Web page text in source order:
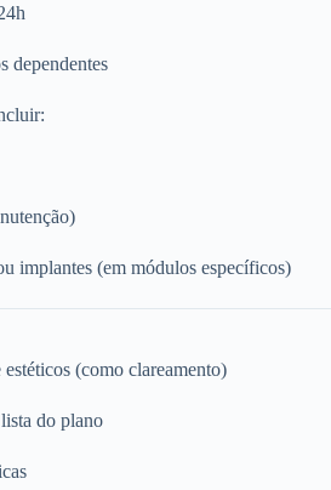
dependentes
implantes (em módulos específicos)
(como clareamento)
do plano